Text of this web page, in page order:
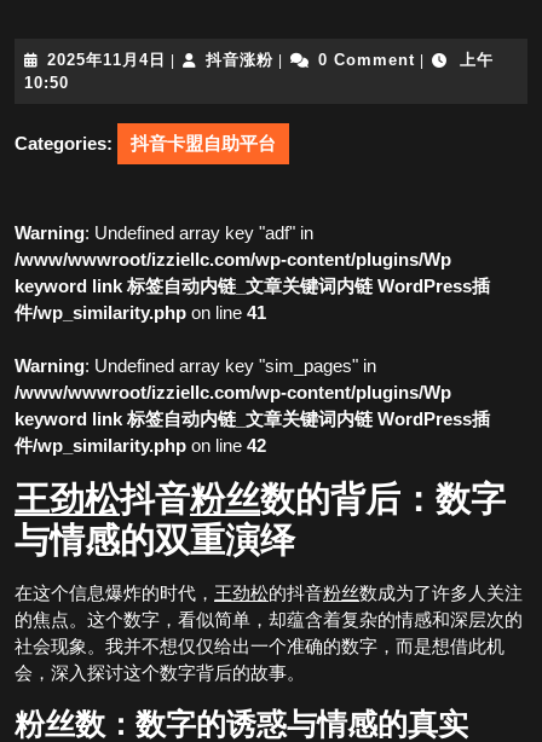
2025年11月4日 2025
月
抖音涨粉 抖
粉
0 Comment
上午
10:50
Categories: 抖音卡盟自助平台
Warning: Undefined array key "adf" in
/www/wwwroot/izziellc.com/wp-content/plugins/Wp
keyword link 标签自动内链_文章关键词内链 WordPress插
件/wp_similarity.php on line 41
Warning: Undefined array key "sim_pages" in
/www/wwwroot/izziellc.com/wp-content/plugins/Wp
keyword link 标签自动内链_文章关键词内链 WordPress插
件/wp_similarity.php on line 42
王劲松抖音粉丝数的背后：数字
与情感的双重演绎
在这个信息爆炸的时代， 王劲松的抖音粉丝数成为了许多人关注
的焦点。这个数字，看似简单，却蕴含着复杂的情感和深层次的
社会现象。我并不想仅仅给出一个准确的数字，而是想借此机
会，深入探讨这个数字背后的故事。
粉丝数：数字的诱惑与情感的真实